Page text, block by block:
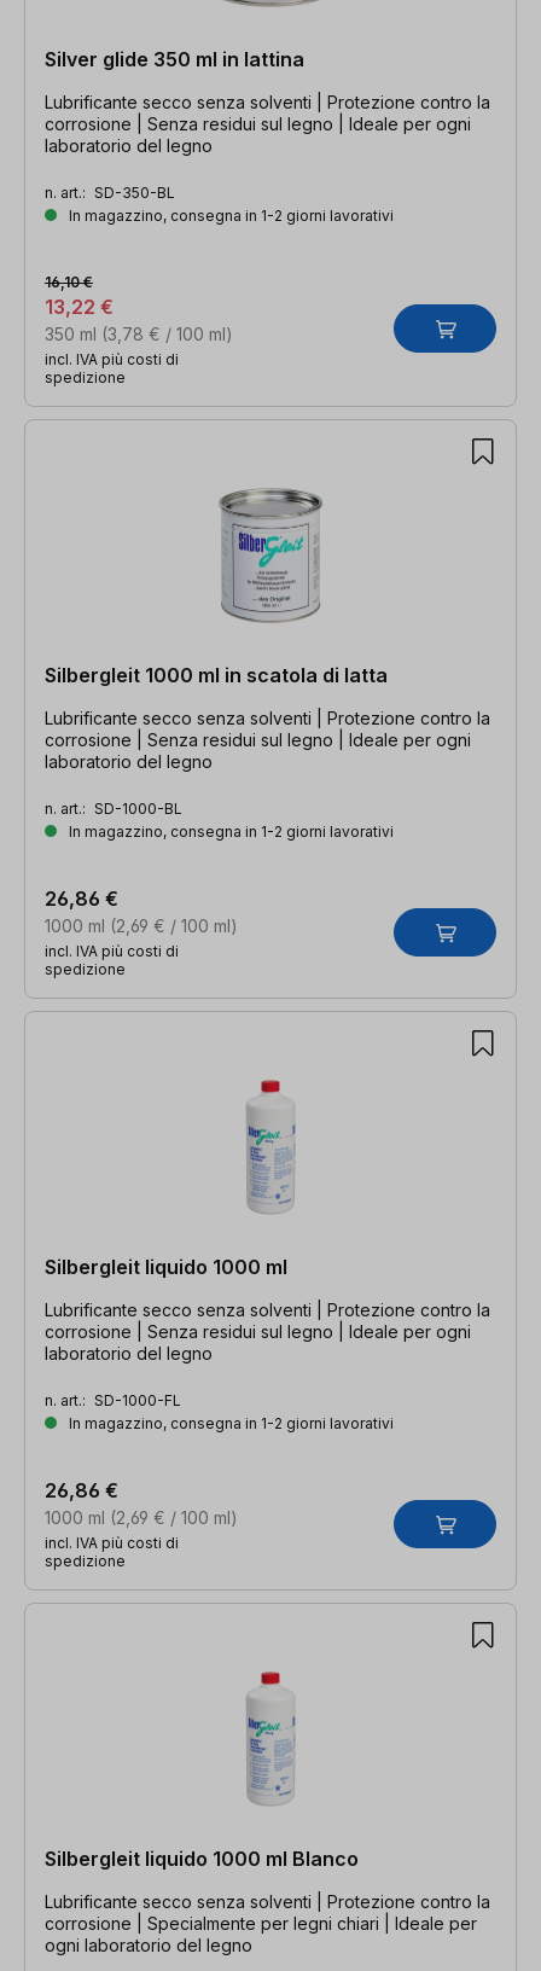
Silver glide 350 ml in lattina
Lubrificante secco senza solventi | Protezione contro la
corrosione | Senza residui sul legno | Ideale per ogni
laboratorio del legno
n. art.: SD-350-BL
In magazzino, consegna in 1-2 giorni lavorativi
350 ml (3,78 € / 100 ml)
13,22 €
16,10 €
incl. IVA più costi di
spedizione
Silbergleit 1000 ml in scatola di latta
Lubrificante secco senza solventi | Protezione contro la
corrosione | Senza residui sul legno | Ideale per ogni
laboratorio del legno
n. art.: SD-1000-BL
In magazzino, consegna in 1-2 giorni lavorativi
1000 ml (2,69 € / 100 ml)
26,86 €
incl. IVA più costi di
spedizione
Silbergleit liquido 1000 ml
Lubrificante secco senza solventi | Protezione contro la
corrosione | Senza residui sul legno | Ideale per ogni
laboratorio del legno
n. art.: SD-1000-FL
In magazzino, consegna in 1-2 giorni lavorativi
1000 ml (2,69 € / 100 ml)
26,86 €
incl. IVA più costi di
spedizione
Silbergleit liquido 1000 ml Blanco
Lubrificante secco senza solventi | Protezione contro la
corrosione | Specialmente per legni chiari | Ideale per
ogni laboratorio del legno